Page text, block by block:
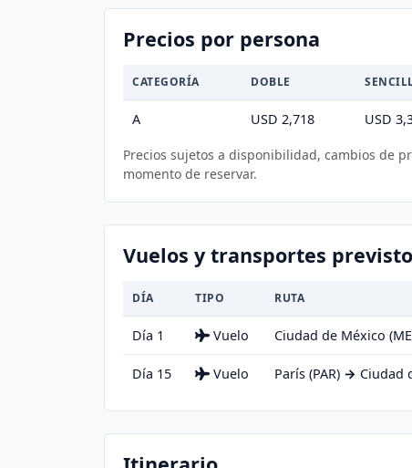
Precios por persona
CATEGORÍA DOBLE
A USD 2,718 USD
Precios sujetos a disponibilidad, cambios de
momento de reservar.
Vuelos y transportes
DÍA TIPO RUTA
Día 1 Vuelo Ciudad de México
Día 15 Vuelo París (PAR) → Ciudad